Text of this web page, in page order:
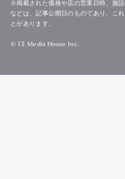
※掲載された価格や店の営業日時、施
などは、記事公開日のものであり、こ
とがあります。
© CE Media House Inc.